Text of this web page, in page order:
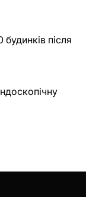
будинків після